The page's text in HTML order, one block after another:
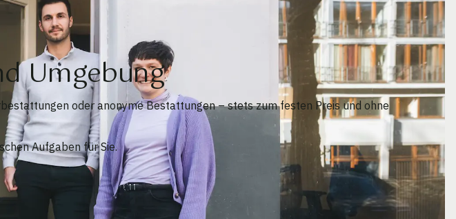
Umgebung
oder anonyme Bestattungen – stets zum festen Preis und ohne
Aufgaben für Sie.